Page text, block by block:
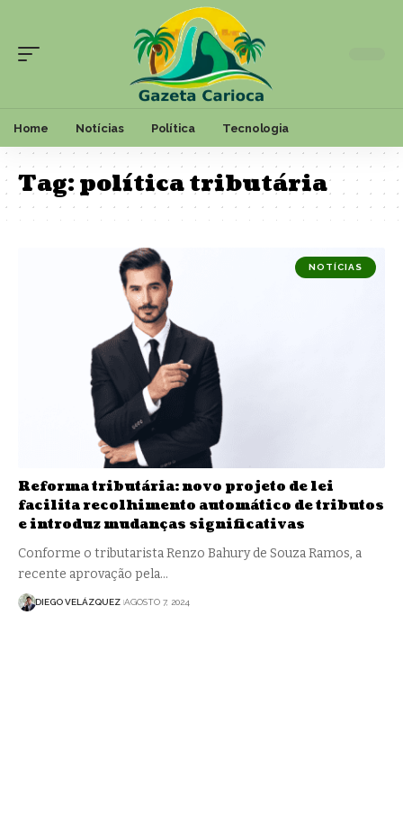
Home Notícias Política Tecnologia
Tag:política tributária
NOTÍCIAS
Reforma tributária: novo projeto de lei
facilita recolhimento automático de tributos
e introduz mudanças significativas
Conforme o tributarista Renzo Bahury de Souza Ramos, a
recente aprovação pela…
DIEGO VELÁZQUEZ AGOSTO 7, 2024